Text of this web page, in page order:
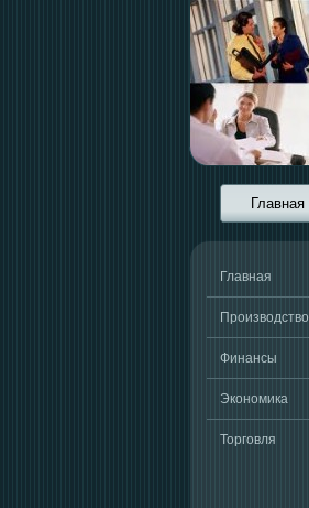
Главная
Главная
Производство
Финансы
Экономика
Торговля